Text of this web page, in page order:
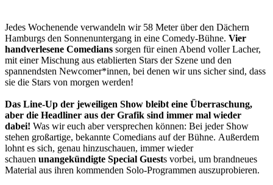
Jedes Wochenende verwandeln wir 58 Meter über den Dächern
Hamburgs den Sonnenuntergang in eine Comedy-Bühne. Vier
handverlesene Comedians sorgen für einen Abend voller Lacher,
mit einer Mischung aus etablierten Stars der Szene und den
spannendsten Newcomer*innen, bei denen wir uns sicher sind, dass
sie die Stars von morgen werden!
Das Line-Up der jeweiligen Show bleibt eine Überraschung,
aber die Headliner aus der Grafik sind immer mal wieder
dabei! Was wir euch aber versprechen können: Bei jeder Show
stehen großartige, bekannte Comedians auf der Bühne. Außerdem
lohnt es sich, genau hinzuschauen, immer wieder
schauen unangekündigte Special Guests vorbei, um brandneues
Material aus ihren kommenden Solo-Programmen auszuprobieren.